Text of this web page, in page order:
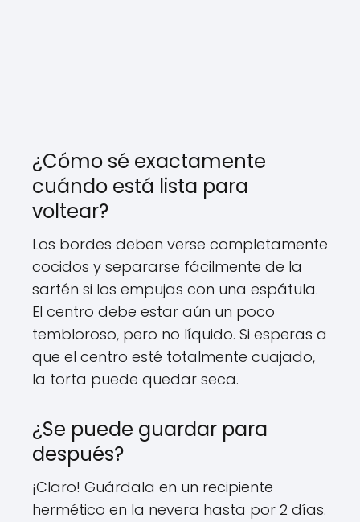
¿Cómo sé exactamente
cuándo está lista para
voltear?
Los bordes deben verse completamente
cocidos y separarse fácilmente de la
sartén si los empujas con una espátula.
El centro debe estar aún un poco
tembloroso, pero no líquido. Si esperas a
que el centro esté totalmente cuajado,
la torta puede quedar seca.
¿Se puede guardar para
después?
¡Claro! Guárdala en un recipiente
hermético en la nevera hasta por 2 días.